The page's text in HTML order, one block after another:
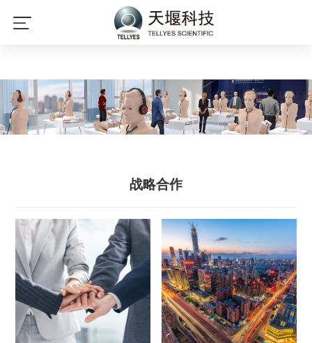
开云体育（中国）官方网站,KAIYUN
SPORTS
战略合作